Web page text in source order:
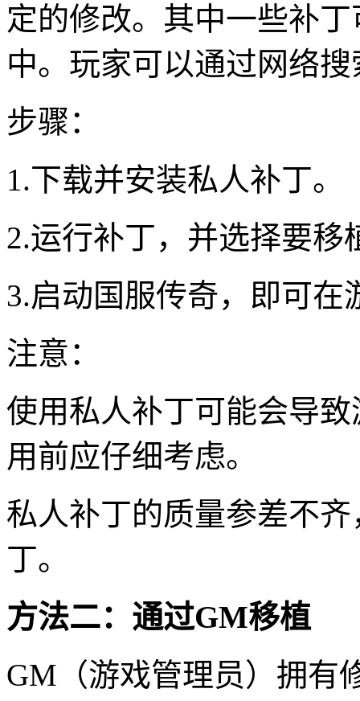
定的修改。其中一些补
中。玩家可以通过网络
步骤：
1.下载并安装私人补丁。
2.运行补丁，并选择要移
3.启动国服传奇，即可在
注意：
使用私人补丁可能会导
用前应仔细考虑。
私人补丁的质量参差不
丁。
方法二：通过GM移植
GM（游戏管理员）拥有